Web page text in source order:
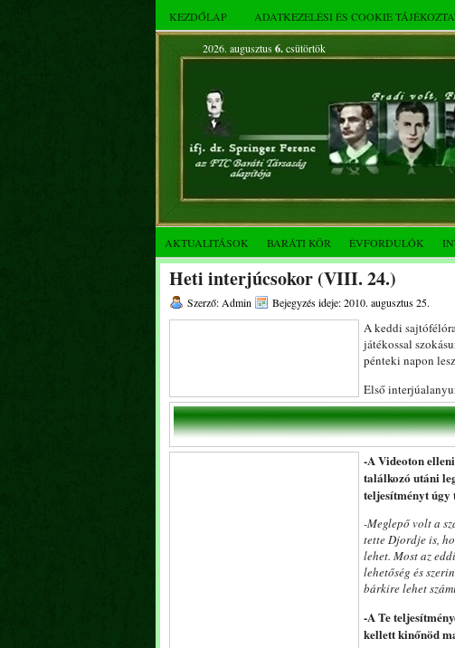
KEZDŐLAP ADATKEZELÉSI ÉS COOKIE
2026. augusztus 6.csütörtök
AKTUALITÁSOK BARÁTI KÖR ÉVFORDULÓK
Heti interjúcsokor (VIII. 24.)
Szerző: Admin Bejegyzés ideje: 2010. augusztus 25.
A keddi
játékossal
pénteki napon
Első
-A Videoton
találkozó utáni
teljesítményt úgy
-Meglepő volt a
tette Djordje is,
lehet. Most az
lehetőség és
bárkire lehet
-A Te
kellett kinőnöd